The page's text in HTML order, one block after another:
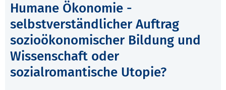
Humane Ökonomie -
selbstverständlicher Auftrag
sozioökonomischer Bildung und
Wissenschaft oder
sozialromantische Utopie?